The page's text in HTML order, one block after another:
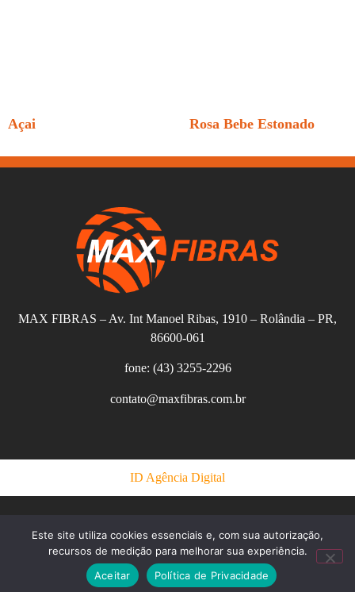
Açai Rosa Bebe Estonado
MAX FIBRAS – Av. Int Manoel Ribas, 1910 – Rolândia – PR,
86600-061
fone: (43) 3255-2296
contato@maxfibras.com.br
ID Agência Digital
Este site utiliza cookies essenciais e, com sua autorização,
recursos de medição para melhorar sua experiência.
Aceitar
Política de Privacidade